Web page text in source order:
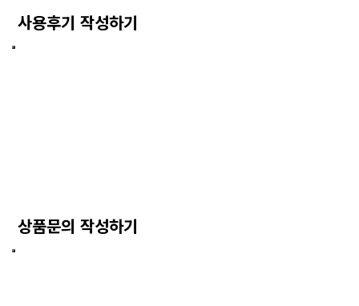
사용후기 작성하기
상품문의 작성하기